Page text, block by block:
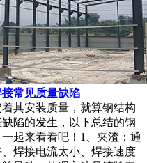
常见质量缺陷
其安装质量，就算钢结构
陷的发生，以下总结的钢
起来看看吧！1、夹渣：通
焊接电流太小、焊接速度